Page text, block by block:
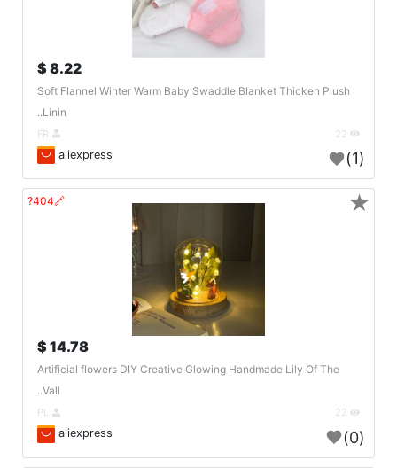
8.22 $
Soft Flannel Winter Warm Baby Swaddle Blanket Thicken Plush
Linin..
aliexpress (1)
🔗404?
14.78 $
Artificial flowers DIY Creative Glowing Handmade Lily Of The
Vall..
aliexpress (0)
★